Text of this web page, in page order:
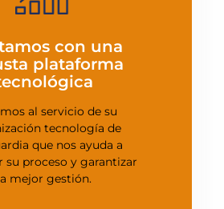
con una
plataforma
al servicio de su
tecnología de
que nos ayuda a
su proceso y garantizar
mejor gestión.